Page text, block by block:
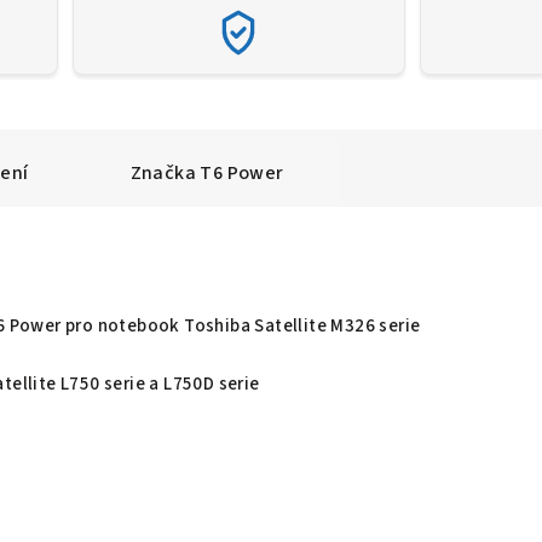
Značka T6 Power
pro notebook Toshiba Satellite M326 serie
L750 serie a L750D serie